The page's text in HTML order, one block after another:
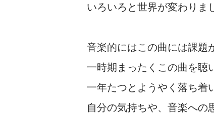
いろいろと世界が変わりま
音楽的にはこの曲には課題
一時期まったくこの曲を聴
一年たつとようやく落ち着
自分の気持ちや、音楽への